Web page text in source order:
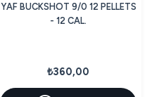
YAF BUCKSHOT 9/0 12 PELLETS
- 12 CAL.
₺360,00